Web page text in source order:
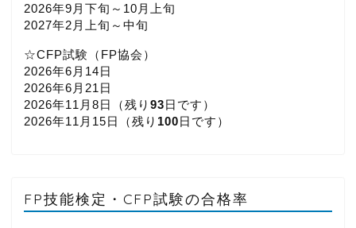
2026年9月下旬～10月上旬
2027年2月上旬～中旬
☆CFP試験（FP協会）
2026年6月14日
2026年6月21日
2026年11月8日（残り 93日です）
2026年11月15日（残り 100日です）
FP技能検定・CFP試験の合格率